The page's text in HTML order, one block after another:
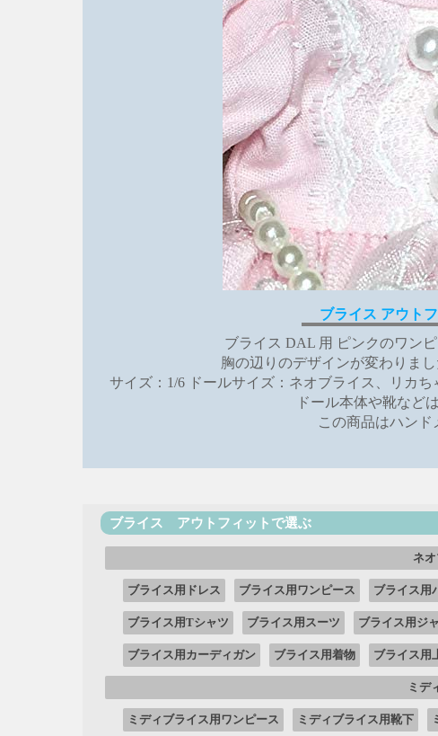
ブライス アウト
ブライス DAL 用 ピンクのワン
胸の辺りのデザインが変わりま
サイズ：1/6 ドールサイズ：ネオブライス、リカ
ドール本体や靴など
この商品はハンド
ブライス アウトフィットで選ぶ
ネ
ブライス用ドレス ブライス用ワンピース ブライス用
ブライス用Tシャツ ブライス用スーツ ブライス用ジ
ブライス用カーディガン ブライス用着物 ブライス用
ミデ
ミディブライス用ワンピース ミディブライス用靴下